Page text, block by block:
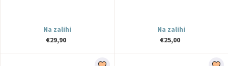
Na zalihi
€29,90
Na zalihi
€25,00